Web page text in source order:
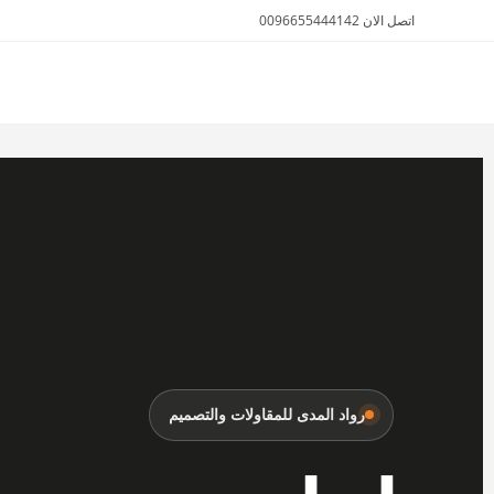
اتصل الان 0096655444142
الأثاث والمفروشات